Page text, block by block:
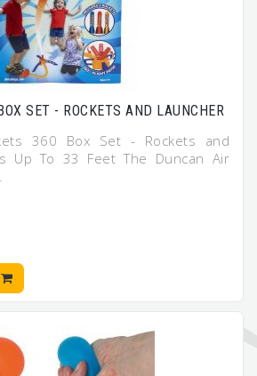
SET - ROCKETS AND LAUNCHER
360 Box Set - Rockets and
Up To 33 Feet The Duncan Air